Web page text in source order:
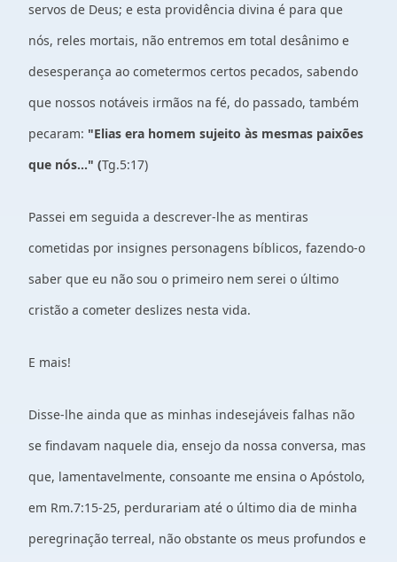
servos de Deus; e esta providência divina é para que
nós, reles mortais, não entremos em total desânimo e
desesperança ao cometermos certos pecados, sabendo
que nossos notáveis irmãos na fé, do passado, também
pecaram: "Elias era homem sujeito às mesmas paixões
que nós..." (Tg.5:17)
Passei em seguida a descrever-lhe as mentiras
cometidas por insignes personagens bíblicos, fazendo-o
saber que eu não sou o primeiro nem serei o último
cristão a cometer deslizes nesta vida.
E mais!
Disse-lhe ainda que as minhas indesejáveis falhas não
se findavam naquele dia, ensejo da nossa conversa, mas
que, lamentavelmente, consoante me ensina o Apóstolo,
em Rm.7:15-25, perdurariam até o último dia de minha
peregrinação terreal, não obstante os meus profundos e